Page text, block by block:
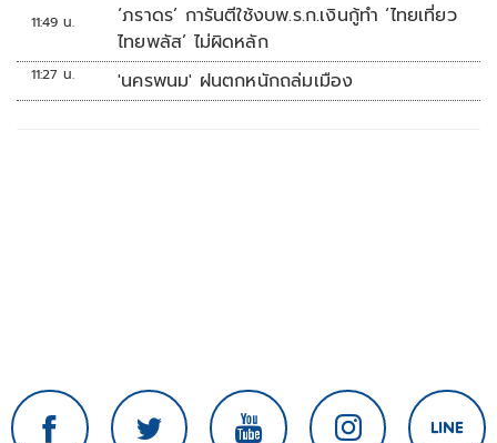
11:49 น.
‘ภราดร’ การันตีใช้งบพ.ร.ก.เงินกู้ทำ ‘ไทยเที่ยว
ไทยพลัส’ ไม่ผิดหลัก
11:27 น. 'นครพนม' ฝนตกหนักถล่มเมือง